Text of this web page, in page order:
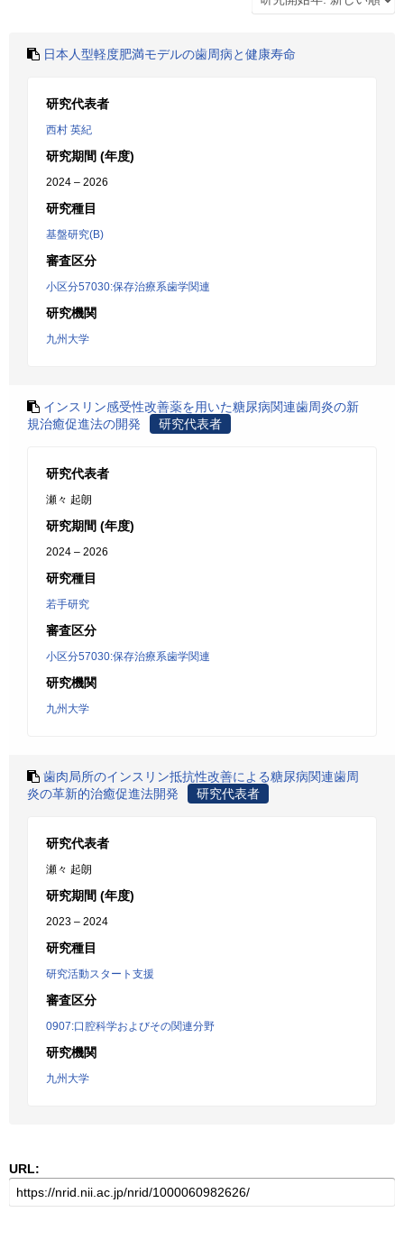
日本人型軽度肥満モデルの歯周病と健康寿命
研究代表者
西村 英紀
研究期間 (年度)
2024 – 2026
研究種目
基盤研究(B)
審査区分
小区分57030:保存治療系歯学関連
研究機関
九州大学
インスリン感受性改善薬を用いた糖尿病関連歯周炎の新
規治癒促進法の開発
研究代表者
研究代表者
瀬々 起朗
研究期間 (年度)
2024 – 2026
研究種目
若手研究
審査区分
小区分57030:保存治療系歯学関連
研究機関
九州大学
歯肉局所のインスリン抵抗性改善による糖尿病関連歯周
炎の革新的治癒促進法開発
研究代表者
研究代表者
瀬々 起朗
研究期間 (年度)
2023 – 2024
研究種目
研究活動スタート支援
審査区分
0907:口腔科学およびその関連分野
研究機関
九州大学
URL: